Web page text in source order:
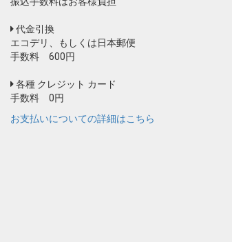
代金引換
エコデリ、もしくは日本郵便
手数料 600円
各種 クレジット カード
手数料 0円
お支払いについての詳細はこちら